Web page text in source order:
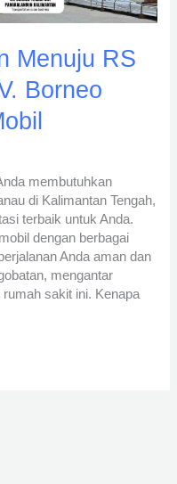
Menuju RS
Borneo
membutuhkan
di Kalimantan Tengah,
terbaik untuk Anda.
dengan berbagai
Anda aman dan
mengantar
sakit ini. Kenapa